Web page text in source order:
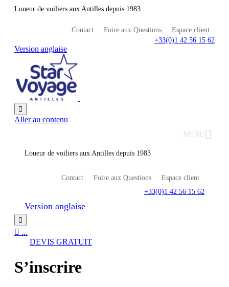
Loueur de voiliers aux Antilles depuis 1983
Contact Foire aux Questions
Espace client
+33(0)1 42 56 15 62
Version anglaise

Aller au contenu
MENU
Loueur de voiliers aux Antilles depuis 1983
Contact Foire aux Questions
Espace client
+33(0)1 42 56 15 62
Version anglaise

 ...
DEVIS GRATUIT
S’inscrire